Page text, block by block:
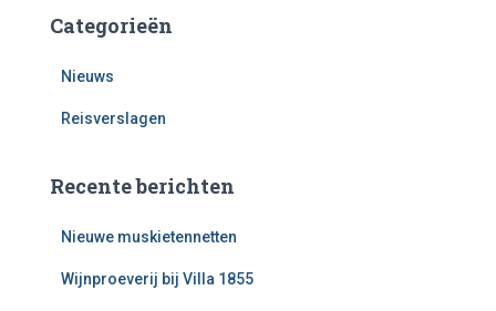
Categorieën
Nieuws
Reisverslagen
Recente berichten
Nieuwe muskietennetten
Wijnproeverij bij Villa 1855